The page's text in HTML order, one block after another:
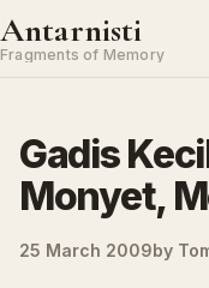
Skip to content
Antarnisti
Fragments of Memory
Gadis
Monyet,
25 March 2009by